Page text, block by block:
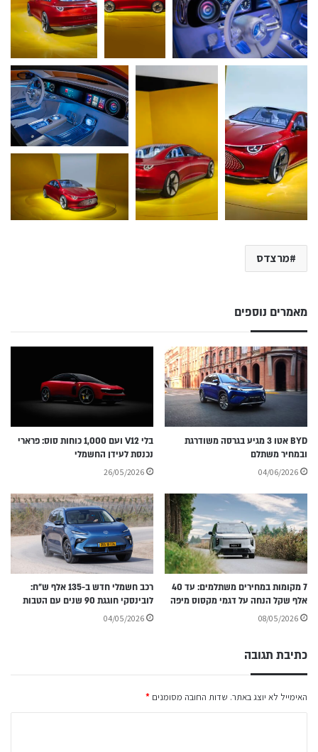
מרצדס
מאמרים נוספים
BYD אטו 3 מגיע בגרסה משודרגת
ובמחיר משתלם
04/06/2026
בלי V12 ועם 1,000 כוחות סוס: פרארי
נכנסת לעידן החשמלי
26/05/2026
7 מקומות במחירים משתלמים: עד 40
אלף שקל הנחה על דגמי מקסוס מיפה
08/05/2026
רכב חשמלי חדש ב-135 אלף ש״ח:
לובינסקי חוגגת 90 שנים עם הטבות
04/05/2026
כתיבת תגובה
האימייל לא יוצג באתר. שדות החובה מסומנים *